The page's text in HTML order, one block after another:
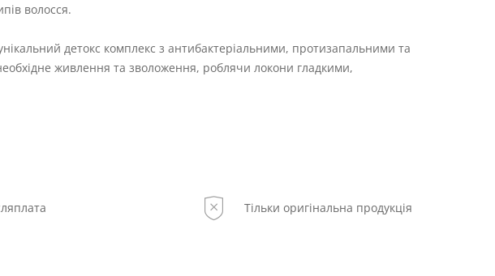
волосся.
детокс комплекс з антибактеріальними, протизапальними та
живлення та зволоження, роблячи локони гладкими,
Тільки оригінальна продукція